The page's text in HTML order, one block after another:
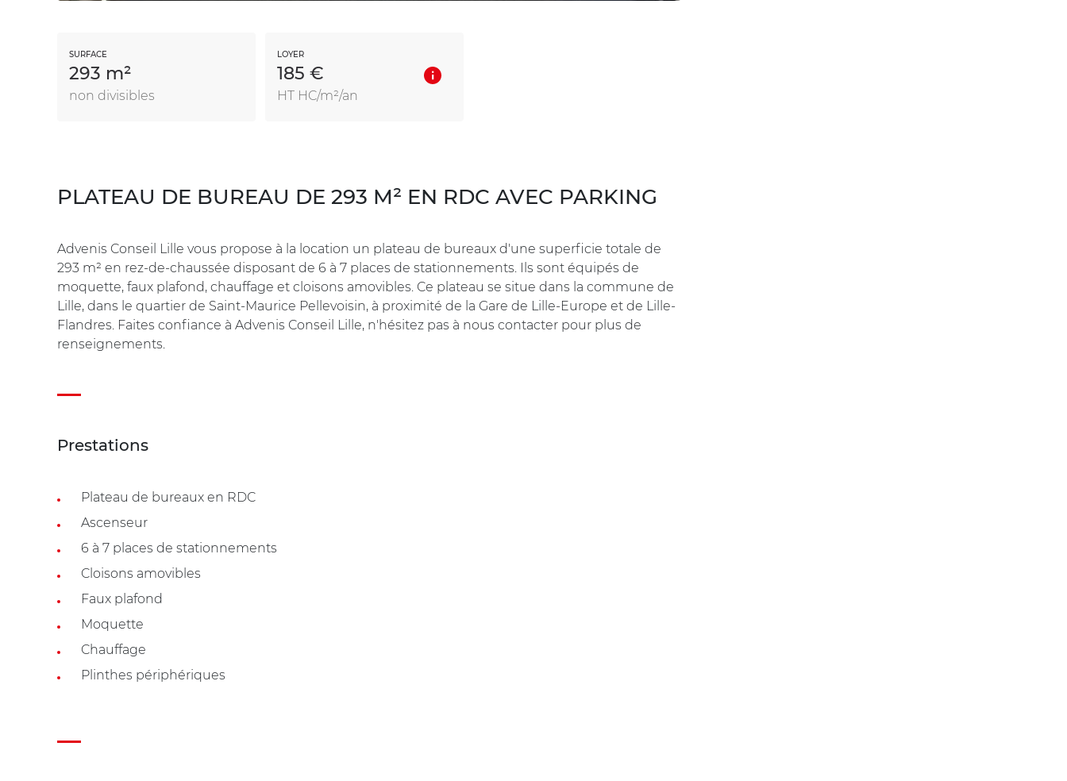
SURFACE
293 m²
non divisibles
LOYER
185 €
HT HC/m²/an
PLATEAU DE BUREAU DE 293 M² EN RDC AVEC PARKING
Advenis Conseil Lille vous propose à la location un plateau de bureaux d'une superficie totale de
293 m² en rez-de-chaussée disposant de 6 à 7 places de stationnements. Ils sont équipés de
moquette, faux plafond, chauffage et cloisons amovibles. Ce plateau se situe dans la commune de
Lille, dans le quartier de Saint-Maurice Pellevoisin, à proximité de la Gare de Lille-Europe et de Lille-
Flandres. Faites confiance à Advenis Conseil Lille, n'hésitez pas à nous contacter pour plus de
renseignements.
Prestations
Plateau de bureaux en RDC
Ascenseur
6 à 7 places de stationnements
Cloisons amovibles
Faux plafond
Moquette
Chauffage
Plinthes périphériques